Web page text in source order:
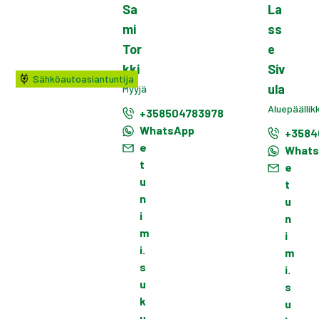
Sähköautoasiantuntija
Sa
mi
Tor
kki
Myyjä
+358504783978
WhatsApp
e
t
u
n
i
m
i.
s
u
k
La
ss
e
Siv
ula
e
t
u
n
i
m
i.
s
u